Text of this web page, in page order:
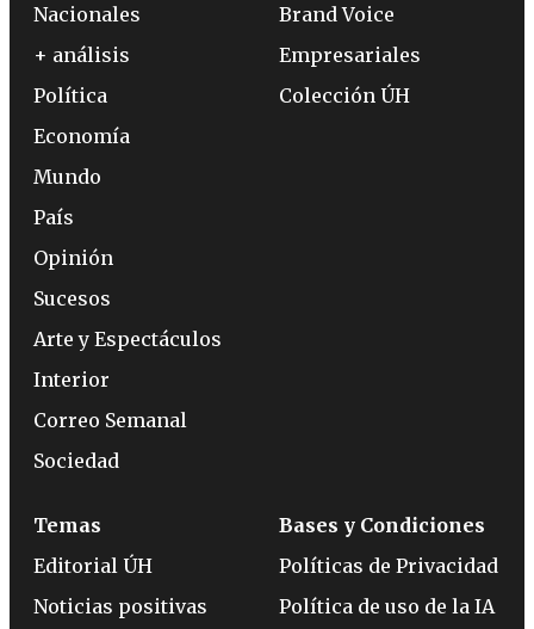
Nacionales
+ análisis
Política
Economía
Mundo
País
Opinión
Sucesos
Arte y Espectáculos
Interior
Correo Semanal
Sociedad
Brand Voice
Empresariales
Colección ÚH
Temas
Editorial ÚH
Noticias positivas
Bases y Condiciones
Políticas de Privacidad
Política de uso de la IA